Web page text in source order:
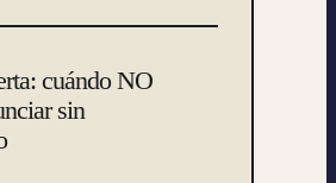
cuándo NO
sin